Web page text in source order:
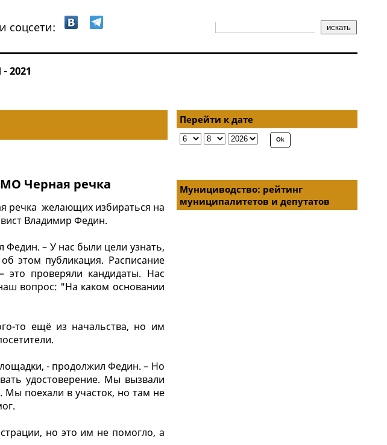
соцсети:
2021
Черная речка
речка желающих избираться на
Владимир Федин.
– У нас были цели узнать,
этом публикация. Расписание
проверяли кандидаты. Нас
вопрос: "На каком основании
то ещё из начальства, но им
- продолжил Федин. – Но
удостоверение. Мы вызвали
Мы поехали в участок, но там не
но это им не помогло, а
Перейти к дате
Мунициводство: рейтинг
муниципалитетов и депутатов